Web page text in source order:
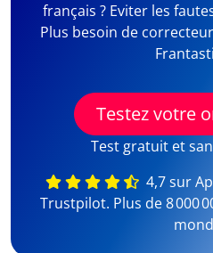
français ? Eviter les
Plus besoin de
Testez votre
Test gratuit et
4,7 sur
Trustpilot. Plus de 8 000